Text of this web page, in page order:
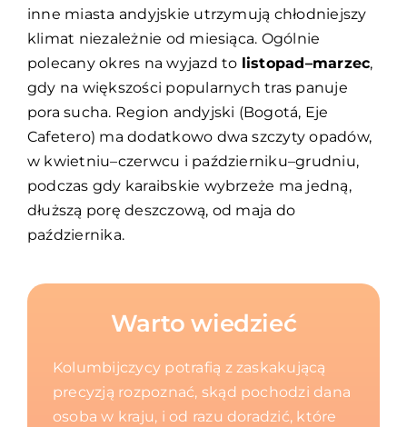
inne miasta andyjskie utrzymują chłodniejszy
klimat niezależnie od miesiąca. Ogólnie
polecany okres na wyjazd to listopad–marzec,
gdy na większości popularnych tras panuje
pora sucha. Region andyjski (Bogotá, Eje
Cafetero) ma dodatkowo dwa szczyty opadów,
w kwietniu–czerwcu i październiku–grudniu,
podczas gdy karaibskie wybrzeże ma jedną,
dłuższą porę deszczową, od maja do
października.
Warto wiedzieć
Kolumbijczycy potrafią z zaskakującą
precyzją rozpoznać, skąd pochodzi dana
osoba w kraju, i od razu doradzić, które